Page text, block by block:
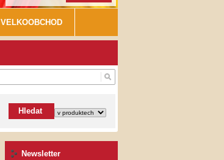
VELKOOBCHOD
Hledat
Newsletter